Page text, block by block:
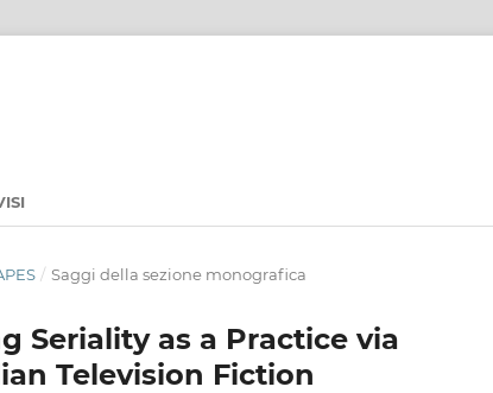
/ Saggi della sezione monografica
Seriality as a Practice via
Television Fiction